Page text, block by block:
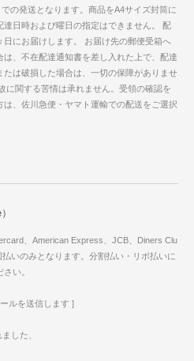
の発送となります。商品をA4サイズ封筒に
日時および曜日の指定はできません。 配
にお届けします。 お届け先の郵便受箱へ
、不在配達通知書を差し入れた上で、配達
は破損した場合は、一切の保障がありませ
関する苦情は承れません。受領の確認を
、佐川急便・ヤマト運輸での配送をご選択
、American Express、JCB、Diners Clu
いのみとなります。分割払い・リボ払いに
い。
ルを送信します ]
した、